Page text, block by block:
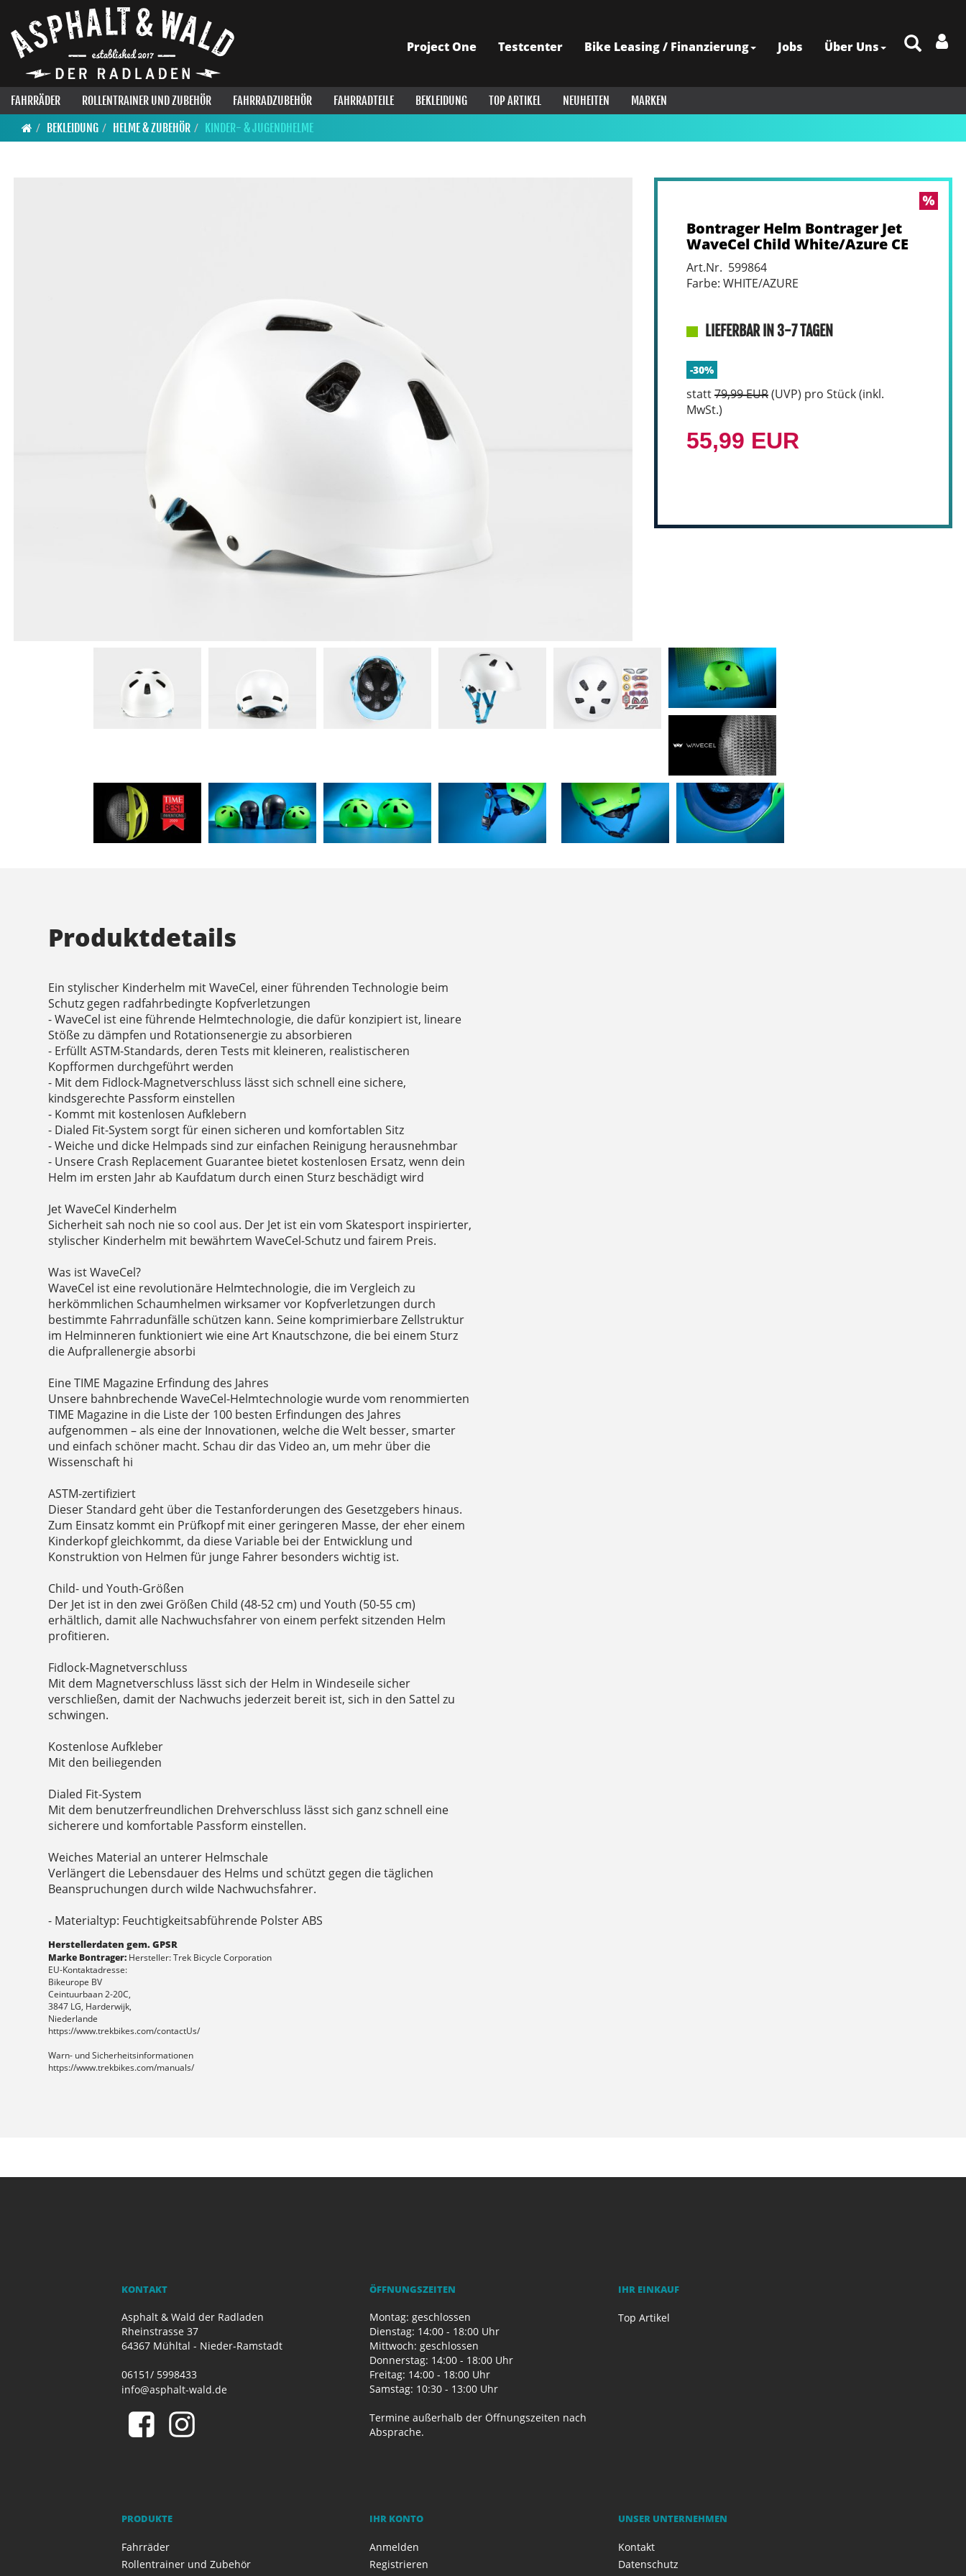
Project One Testcenter Bike Leasing / Finanzierung Jobs Über Uns
FAHRRÄDER ROLLENTRAINER UND ZUBEHÖR FAHRRADZUBEHÖR FAHRRADTEILE BEKLEIDUNG TOP ARTIKEL NEUHEITEN
MARKEN
BEKLEIDUNG
HELME & ZUBEHÖR KINDER- & JUGENDHELME
Bontrager Helm Bontrager Jet
WaveCel Child White/Azure CE
Art.Nr. 599864
Farbe: WHITE/AZURE
LIEFERBAR IN 3-7 TAGEN
-30%
statt79,99 EUR(UVP) pro Stück (inkl.
MwSt.)
55,99 EUR
Produktdetails
Ein stylischer Kinderhelm mit WaveCel, einer führenden Technologie beim
Schutz gegen radfahrbedingte Kopfverletzungen
- WaveCel ist eine führende Helmtechnologie, die dafür konzipiert ist, lineare
Stöße zu dämpfen und Rotationsenergie zu absorbieren
- Erfüllt ASTM-Standards, deren Tests mit kleineren, realistischeren
Kopfformen durchgeführt werden
- Mit dem Fidlock-Magnetverschluss lässt sich schnell eine sichere,
kindsgerechte Passform einstellen
- Kommt mit kostenlosen Aufklebern
- Dialed Fit-System sorgt für einen sicheren und komfortablen Sitz
- Weiche und dicke Helmpads sind zur einfachen Reinigung herausnehmbar
- Unsere Crash Replacement Guarantee bietet kostenlosen Ersatz, wenn dein
Helm im ersten Jahr ab Kaufdatum durch einen Sturz beschädigt wird
Jet WaveCel Kinderhelm
Sicherheit sah noch nie so cool aus. Der Jet ist ein vom Skatesport inspirierter,
stylischer Kinderhelm mit bewährtem WaveCel-Schutz und fairem Preis.
Was ist WaveCel?
WaveCel ist eine revolutionäre Helmtechnologie, die im Vergleich zu
herkömmlichen Schaumhelmen wirksamer vor Kopfverletzungen durch
bestimmte Fahrradunfälle schützen kann. Seine komprimierbare Zellstruktur
im Helminneren funktioniert wie eine Art Knautschzone, die bei einem Sturz
die Aufprallenergie absorbi
Eine TIME Magazine Erfindung des Jahres
Unsere bahnbrechende WaveCel-Helmtechnologie wurde vom renommierten
TIME Magazine in die Liste der 100 besten Erfindungen des Jahres
aufgenommen – als eine der Innovationen, welche die Welt besser, smarter
und einfach schöner macht. Schau dir das Video an, um mehr über die
Wissenschaft hi
ASTM-zertifiziert
Dieser Standard geht über die Testanforderungen des Gesetzgebers hinaus.
Zum Einsatz kommt ein Prüfkopf mit einer geringeren Masse, der eher einem
Kinderkopf gleichkommt, da diese Variable bei der Entwicklung und
Konstruktion von Helmen für junge Fahrer besonders wichtig ist.
Child- und Youth-Größen
Der Jet ist in den zwei Größen Child (48-52 cm) und Youth (50-55 cm)
erhältlich, damit alle Nachwuchsfahrer von einem perfekt sitzenden Helm
profitieren.
Fidlock-Magnetverschluss
Mit dem Magnetverschluss lässt sich der Helm in Windeseile sicher
verschließen, damit der Nachwuchs jederzeit bereit ist, sich in den Sattel zu
schwingen.
Kostenlose Aufkleber
Mit den beiliegenden
Dialed Fit-System
Mit dem benutzerfreundlichen Drehverschluss lässt sich ganz schnell eine
sicherere und komfortable Passform einstellen.
Weiches Material an unterer Helmschale
Verlängert die Lebensdauer des Helms und schützt gegen die täglichen
Beanspruchungen durch wilde Nachwuchsfahrer.
- Materialtyp: Feuchtigkeitsabführende Polster ABS
Herstellerdaten gem. GPSR
Marke Bontrager: Hersteller: Trek Bicycle Corporation
EU-Kontaktadresse:
Bikeurope BV
Ceintuurbaan 2-20C,
3847 LG, Harderwijk,
Niederlande
https://www.trekbikes.com/contactUs/
Warn- und Sicherheitsinformationen
https://www.trekbikes.com/manuals/
KONTAKT
Asphalt & Wald der Radladen
Rheinstrasse 37
64367 Mühltal - Nieder-Ramstadt
06151/ 5998433
info@asphalt-wald.de
ÖFFNUNGSZEITEN
Montag: geschlossen
Dienstag: 14:00 - 18:00 Uhr
Mittwoch: geschlossen
Donnerstag: 14:00 - 18:00 Uhr
Freitag: 14:00 - 18:00 Uhr
Samstag: 10:30 - 13:00 Uhr
Termine außerhalb der Öffnungszeiten nach
Absprache.
IHR EINKAUF
Top Artikel
PRODUKTE
Fahrräder
Rollentrainer und Zubehör
IHR KONTO
Anmelden
Registrieren
UNSER UNTERNEHMEN
Kontakt
Datenschutz